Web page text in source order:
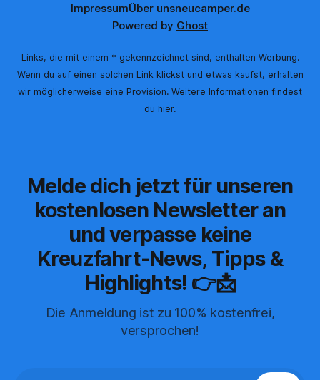
ImpressumÜber unsneucamper.de
Powered by Ghost
Links, die mit einem * gekennzeichnet sind, enthalten Werbung.
Wenn du auf einen solchen Link klickst und etwas kaufst, erhalten
wir möglicherweise eine Provision. Weitere Informationen findest
du hier.
Melde dich jetzt für unseren
kostenlosen Newsletter an
und verpasse keine
Kreuzfahrt-News, Tipps &
Highlights! 👉📩
Die Anmeldung ist zu 100% kostenfrei,
versprochen!